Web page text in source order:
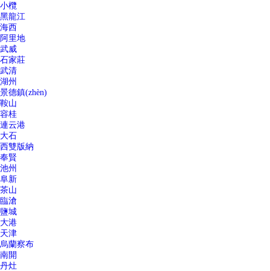
小欖
黑龍江
海西
阿里地
武威
石家莊
武清
湖州
景德鎮(zhèn)
鞍山
容桂
連云港
大石
西雙版納
奉賢
池州
阜新
茶山
臨滄
鹽城
大港
天津
烏蘭察布
南開
丹灶